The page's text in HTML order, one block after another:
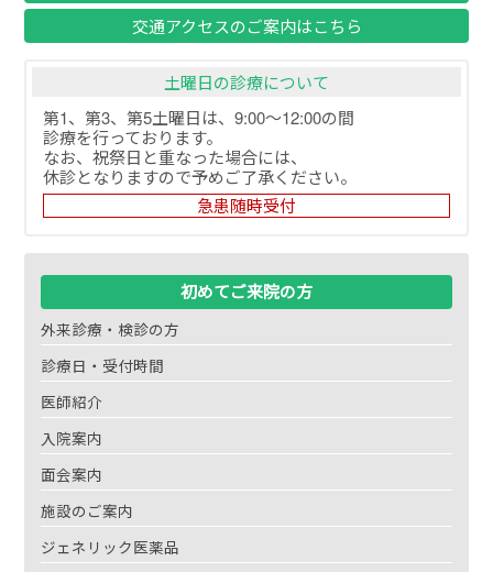
交通アクセスのご案内はこちら
土曜日の診療について
第1、第3、第5土曜日は、9:00～12:00の間
診療を行っております。
なお、祝祭日と重なった場合には、
休診となりますので予めご了承ください。
急患随時受付
初めてご来院の方
外来診療・検診の方
診療日・受付時間
医師紹介
入院案内
面会案内
施設のご案内
ジェネリック医薬品